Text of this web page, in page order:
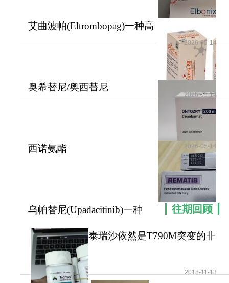
5.停药/减量：必须缓慢（数周）下调，防止反跳
性发作或持续状态。如有需要，请咨询康必行海外
医疗医学顾问：4006-130-650或扫码添加下方微
更多药品详情请访问司替戊醇
https://www.kangbixing.com/drug/Diacomit/
"扫一扫添加官方微信 咨询解答更便捷"
艾曲波帕(Eltrombopag)一种高
奥希替尼/奥西替尼
(Osimertinib)用于治疗转
2026-05-14
西诺氨酯
2026-05-14
乌帕替尼(Upadacitinib)一种
2026-05-14
往期回顾
泰瑞沙依然是T790M突变的非
2018-11-13